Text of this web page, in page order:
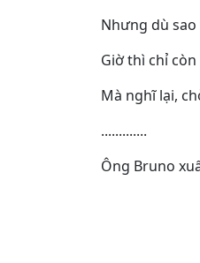
Nhưng dù
Giờ thì chỉ
Mà nghĩ lại,
.............
Ông Bruno